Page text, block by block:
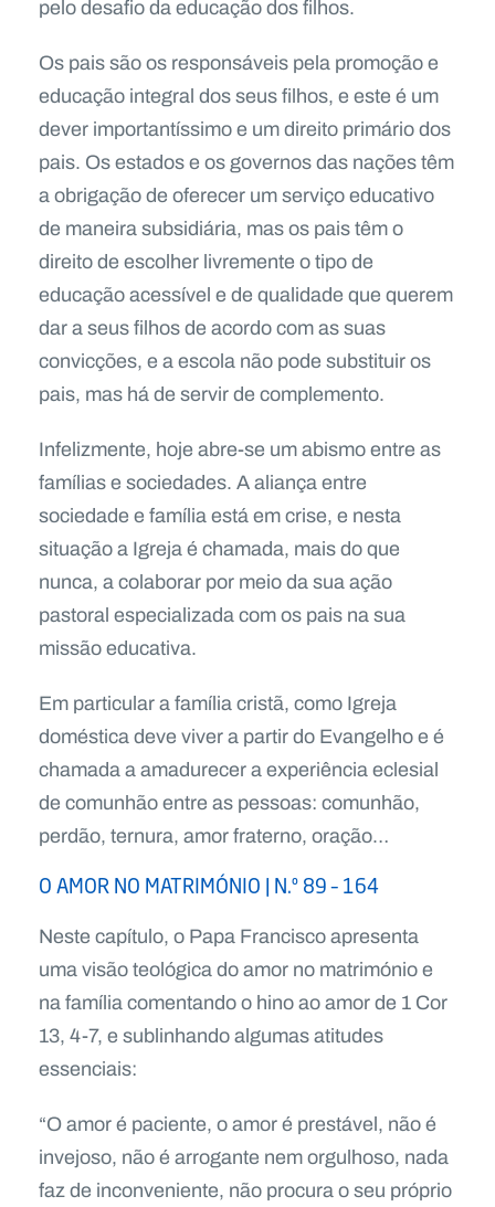
pelo desafio da educação dos filhos.
Os pais são os responsáveis pela promoção e
educação integral dos seus filhos, e este é um
dever importantíssimo e um direito primário dos
pais. Os estados e os governos das nações têm
a obrigação de oferecer um serviço educativo
de maneira subsidiária, mas os pais têm o
direito de escolher livremente o tipo de
educação acessível e de qualidade que querem
dar a seus filhos de acordo com as suas
convicções, e a escola não pode substituir os
pais, mas há de servir de complemento.
Infelizmente, hoje abre-se um abismo entre as
famílias e sociedades. A aliança entre
sociedade e família está em crise, e nesta
situação a Igreja é chamada, mais do que
nunca, a colaborar por meio da sua ação
pastoral especializada com os pais na sua
missão educativa.
Em particular a família cristã, como Igreja
doméstica deve viver a partir do Evangelho e é
chamada a amadurecer a experiência eclesial
de comunhão entre as pessoas: comunhão,
perdão, ternura, amor fraterno, oração…
O AMOR NO MATRIMÓNIO | N.º 89 – 164
Neste capítulo, o Papa Francisco apresenta
uma visão teológica do amor no matrimónio e
na família comentando o hino ao amor de 1 Cor
13, 4-7, e sublinhando algumas atitudes
essenciais:
“O amor é paciente, o amor é prestável, não é
invejoso, não é arrogante nem orgulhoso, nada
faz de inconveniente, não procura o seu próprio